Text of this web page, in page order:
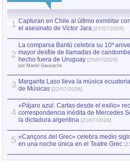
1 Capturan en Chile al último exmilitar
el asesinato de Víctor Jara [27/07/2026]
2
La comparsa Bantú celebra su 10º
mayor desfile de llamadas de
hecho fuera de Uruguay [25/07/2026]
por Manel Gausachs
3 Margarita Laso lleva la música
de Músicas [22/07/2026]
4
«Pájaro azul. Cartas desde el exilio»
correspondencia inédita de Mercedes
la dictadura argentina [21/07/2026]
5 «Cançons del Grec» celebra medio
en una noche única en el Teatre Grec